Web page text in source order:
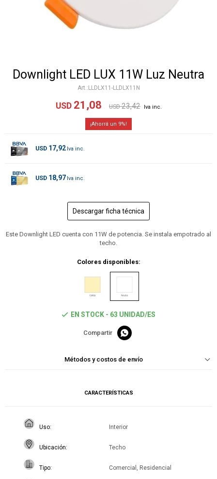
Downlight LED LUX 11W Luz Neutra
LLDLX11-LLDLX11N
USD 21,08 USD 23,42
9
USD 17,92
USD 18,97
Descargar ficha técnica
Este Downlight LED cuenta con 11W de potencia. Se instala empotrado al
techo.
Colores disponibles:
EN STOCK - 63 UNIDAD/ES

Métodos y costos de envío
CARACTERÍSTICAS
Uso Interior
Ubicación Techo
Tipo Comercial, Residencial